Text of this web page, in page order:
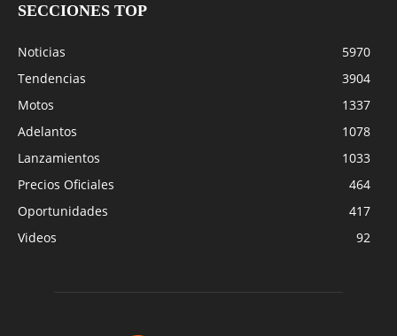
SECCIONES TOP
Noticias
5970
Tendencias
3904
Motos
1337
Adelantos
1078
Lanzamientos
1033
Precios Oficiales
464
Oportunidades
417
Videos
92